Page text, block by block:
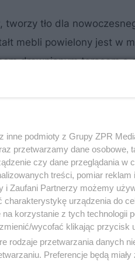
tło dla
mebli powielony jest w
drewnianym tarasem a
inne podmioty z Grupy ZPR
przetwarzamy dane osobowe,
czy dane przeglądania w
treści, pomiar reklam
i Zaufani Partnerzy możemy
urządzenia do
korzystanie z tych technologii
wycofać klikając przycisk
rodzaje przetwarzania danych
Preferencje będą